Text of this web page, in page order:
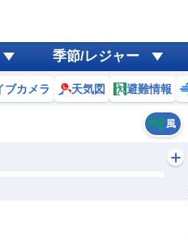
季節/レジャー
ブカメラ 天気図 避難情報
風